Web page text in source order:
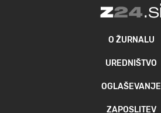
O ŽURNALU
UREDNIŠTVO
OGLAŠEVANJE
ZAPOSLITEV